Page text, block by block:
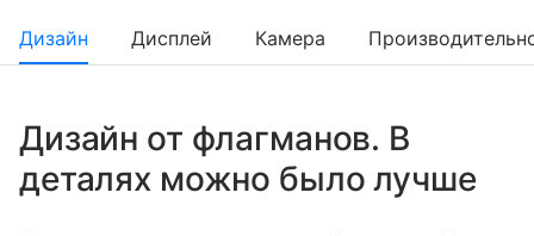
Дизайн Дисплей Камера
Дизайн от флагманов. В
деталях можно было лучше